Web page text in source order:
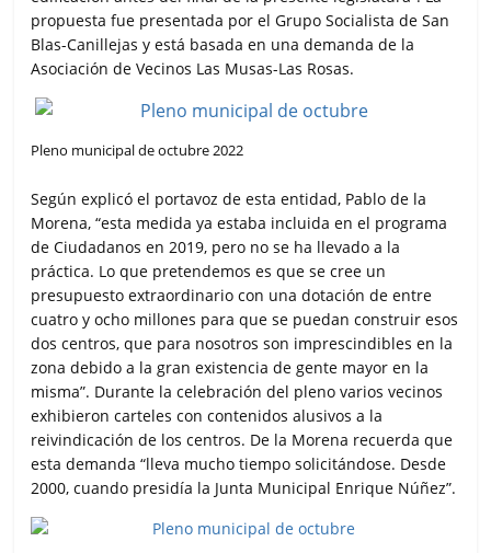
propuesta fue presentada por el Grupo Socialista de San
Blas-Canillejas y está basada en una demanda de la
Asociación de Vecinos Las Musas-Las Rosas.
Pleno municipal de octubre 2022
Según explicó el portavoz de esta entidad, Pablo de la
Morena, “esta medida ya estaba incluida en el programa
de Ciudadanos en 2019, pero no se ha llevado a la
práctica. Lo que pretendemos es que se cree un
presupuesto extraordinario con una dotación de entre
cuatro y ocho millones para que se puedan construir esos
dos centros, que para nosotros son imprescindibles en la
zona debido a la gran existencia de gente mayor en la
misma”. Durante la celebración del pleno varios vecinos
exhibieron carteles con contenidos alusivos a la
reivindicación de los centros. De la Morena recuerda que
esta demanda “lleva mucho tiempo solicitándose. Desde
2000, cuando presidía la Junta Municipal Enrique Núñez”.